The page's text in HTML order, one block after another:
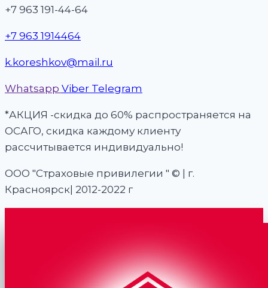
+7 963 191-44-64
+7 963 1914464
k.koreshkov@mail.ru
Whatsapp Viber Telegram
*АКЦИЯ -скидка до 60% распространяется на
ОСАГО, скидка каждому клиенту
рассчитывается индивидуально!
ООО "Страховые привилегии " © | г.
Красноярск| 2012-2022 г